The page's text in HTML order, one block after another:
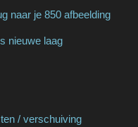
naar je 850 afbeelding
nieuwe laag
/ verschuiving